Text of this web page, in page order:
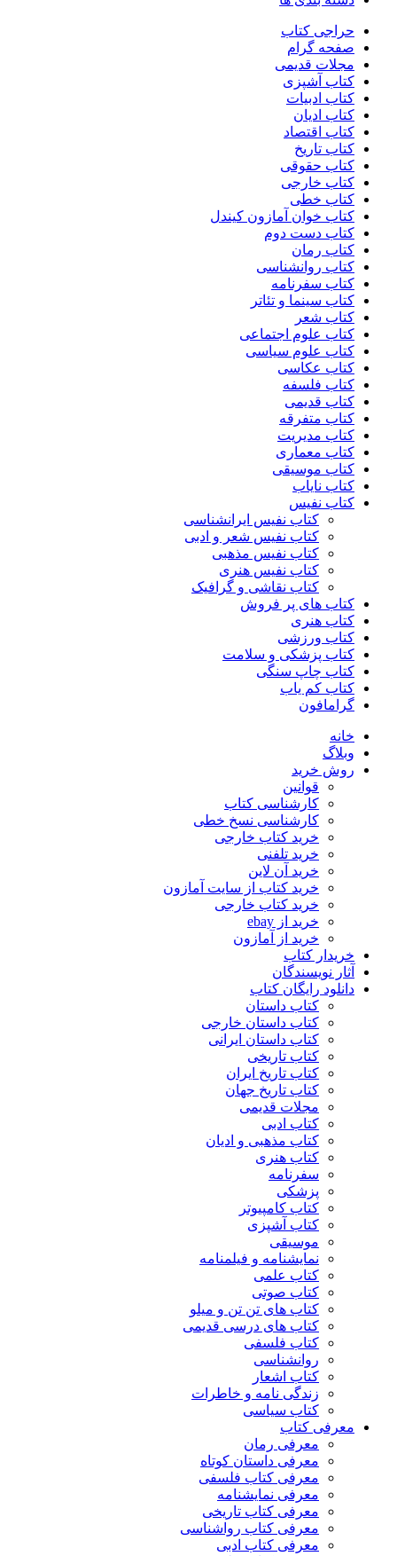
حراجی کتاب
صفحه گرام
مجلات قدیمی
کتاب آشپزی
کتاب ادبیات
کتاب ادیان
کتاب اقتصاد
کتاب تاریخ
کتاب حقوقی
کتاب خارجی
کتاب خطی
کتاب خوان آمازون کیندل
کتاب دست دوم
کتاب رمان
کتاب روانشناسی
کتاب سفرنامه
کتاب سینما و تئاتر
کتاب شعر
کتاب علوم اجتماعی
کتاب علوم سیاسی
کتاب عکاسی
کتاب فلسفه
کتاب قدیمی
کتاب متفرقه
کتاب مدیریت
کتاب معماری
کتاب موسیقی
کتاب نایاب
کتاب نفیس
کتاب نفیس ایرانشناسی
کتاب نفیس شعر و ادبی
کتاب نفیس مذهبی
کتاب نفیس هنری
کتاب نقاشی و گرافیک
کتاب های پر فروش
کتاب هنری
کتاب ورزشی
کتاب پزشکی و سلامت
کتاب چاپ سنگی
کتاب کم یاب
گرامافون
خانه
وبلاگ
روش خرید
قوانین
کارشناسی کتاب
کارشناسی نسخ خطی
خرید کتاب خارجی
خرید تلفنی
خرید آن لاین
خرید کتاب از سایت آمازون
خرید کتاب خارجی
خرید از ebay
خرید از آمازون
خریدار کتاب
آثار نویسندگان
دانلود رایگان کتاب
کتاب داستان
کتاب داستان خارجی
کتاب داستان ایرانی
کتاب تاریخی
کتاب تاریخ ایران
کتاب تاریخ جهان
مجلات قدیمی
کتاب ادبی
کتاب مذهبی و ادیان
کتاب هنری
سفرنامه
پزشکی
کتاب کامپیوتر
کتاب آشپزی
موسیقی
نمایشنامه و فیلمنامه
کتاب علمی
کتاب صوتی
کتاب های تن تن و میلو
کتاب های درسی قدیمی
کتاب فلسفی
روانشناسی
کتاب اشعار
زندگی نامه و خاطرات
کتاب سیاسی
معرفی کتاب
معرفی رمان
معرفی داستان کوتاه
معرفی کتاب فلسفی
معرفی نمایشنامه
معرفی کتاب تاریخی
معرفی کتاب رواشناسی
معرفی کتاب ادبی